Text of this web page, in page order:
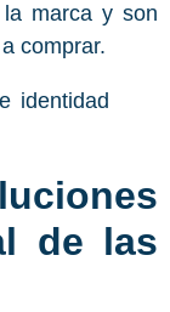
marca y son
comprar.
de las